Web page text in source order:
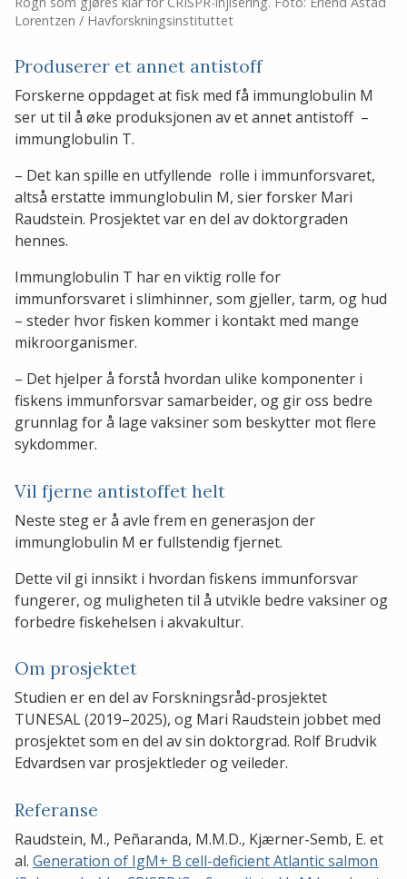
Lorentzen / Havforskningsinstituttet
Produserer et annet antistoff
Forskerne oppdaget at fisk med få immunglobulin M
ser ut til å øke produksjonen av et annet antistoff –
immunglobulin T.
– Det kan spille en utfyllende rolle i immunforsvaret,
altså erstatte immunglobulin M, sier forsker Mari
Raudstein. Prosjektet var en del av doktorgraden
hennes.
Immunglobulin T har en viktig rolle for
immunforsvaret i slimhinner, som gjeller, tarm, og hud
– steder hvor fisken kommer i kontakt med mange
mikroorganismer.
– Det hjelper å forstå hvordan ulike komponenter i
fiskens immunforsvar samarbeider, og gir oss bedre
grunnlag for å lage vaksiner som beskytter mot flere
sykdommer.
Vil fjerne antistoffet helt
Neste steg er å avle frem en generasjon der
immunglobulin M er fullstendig fjernet.
Dette vil gi innsikt i hvordan fiskens immunforsvar
fungerer, og muligheten til å utvikle bedre vaksiner og
forbedre fiskehelsen i akvakultur.
Om prosjektet
Studien er en del av Forskningsråd-prosjektet
TUNESAL (2019–2025), og Mari Raudstein jobbet med
prosjektet som en del av sin doktorgrad. Rolf Brudvik
Edvardsen var prosjektleder og veileder.
Referanse
Raudstein, M., Peñaranda, M.M.D., Kjærner-Semb, E. et
al. Generation of IgM+ B cell-deficient Atlantic salmon